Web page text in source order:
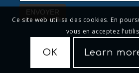
Ce site web utilise des cookies. En
vous en acceptez
OK Learn